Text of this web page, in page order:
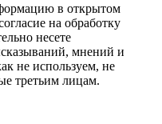
в открытом
на обработку
несете
мнений и
не используем, не
третьим лицам.